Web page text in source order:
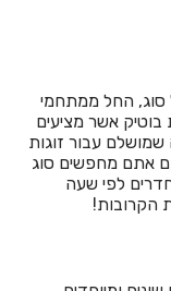
סוג, החל ממתחמי
בוטיק אשר מציעים
שמושלם עבור זוגות
אתם מחפשים סוג
לפי שעה
הקרובות!